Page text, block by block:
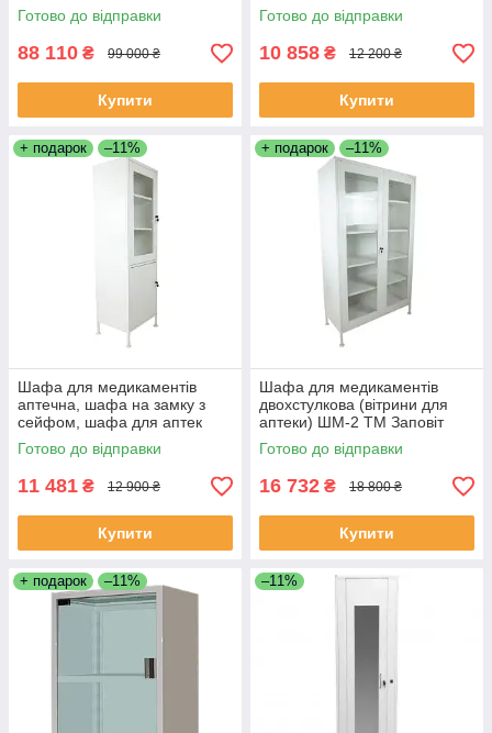
Готово до відправки
88 110 ₴ 99 000 ₴
Купити
Готово до відправки
10 858 ₴ 12 200 ₴
Купити
+ подарок –11%
Шафа для медикаментів
аптечна, шафа на замку з
сейфом, шафа для аптек
ШМ-1С ТМ Заповіт
Готово до відправки
11 481 ₴ 12 900 ₴
Купити
+ подарок –11%
Шафа для медикаментів
двохстулкова (вітрини для
аптеки) ШМ-2 ТМ Заповіт
Готово до відправки
16 732 ₴ 18 800 ₴
Купити
+ подарок –11% –11%